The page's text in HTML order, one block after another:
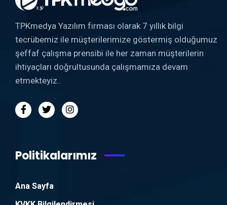
TPKmedya Yazılım firması olarak 7 yıllık bilgi
tecrübemiz ile müşterilerimize göstermiş olduğumuz
şeffaf çalışma prensibi ile her zaman müşterilerin
ihtiyaçları doğrultusunda çalışmamıza devam
etmekteyiz..
Politikalarımız
Ana Sayfa